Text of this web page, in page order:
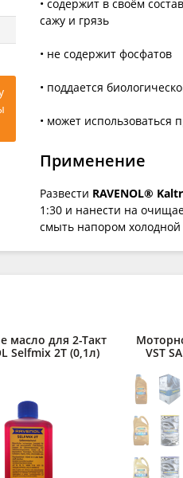
• cодержит в своём
сажу и грязь
• не содержит фосфатов
• поддается
• может использоваться
Применение
Развести RAVENOL®
1:30 и нанести на
смыть напором
масло для 2-Такт
Selfmix 2T (0,1л)
VST